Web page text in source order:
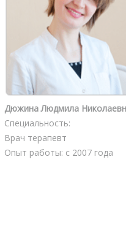
Дюжина Людмила
Специальность:
Врач терапевт
Опыт работы: с 2007 года